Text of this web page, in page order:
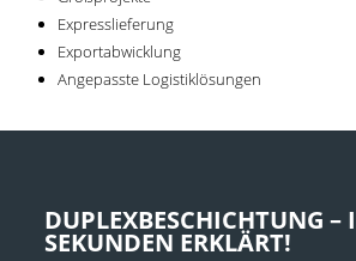
Expresslieferung
Exportabwicklung
Angepasste Logistiklösungen
DUPLEXBESCHICHTUNG –
SEKUNDEN ERKLÄRT!